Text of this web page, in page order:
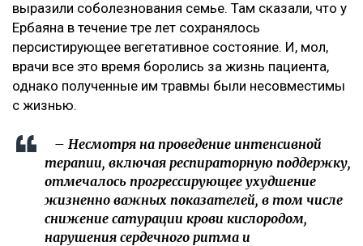
выразили соболезнования семье. Там сказали, что у
Ербаяна в течение тре лет сохранялось
персистирующее вегетативное состояние. И, мол,
врачи все это время боролись за жизнь пациента,
однако полученные им травмы были несовместимы
с жизнью.
– Несмотря на проведение интенсивной
терапии, включая респираторную поддержку,
отмечалось прогрессирующее ухудшение
жизненно важных показателей, в том числе
снижение сатурации крови кислородом,
нарушения сердечного ритма и